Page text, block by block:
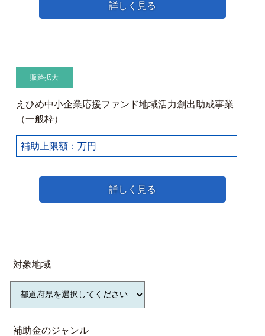
詳しく見る
販路拡大
えひめ中小企業応援ファンド地域活力創出助成事業
（一般枠）
補助上限額：万円
詳しく見る
対象地域
補助金のジャンル